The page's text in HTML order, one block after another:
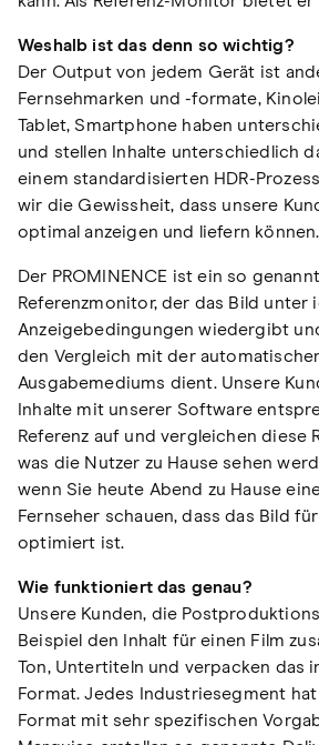
Weshalb ist das denn so wichtig?
Der Output von jedem Gerät ist
Fernsehmarken und -formate,
Tablet, Smartphone haben
und stellen Inhalte unterschiedlich
einem standardisierten HDR-
wir die Gewissheit, dass unsere
optimal anzeigen und liefern können.
Der PROMINENCE ist ein so
Referenzmonitor, der das Bild unter
Anzeigebedingungen wiedergibt
den Vergleich mit der
Ausgabemediums dient. Unsere
Inhalte mit unserer Software
Referenz auf und vergleichen diese
was die Nutzer zu Hause sehen
wenn Sie heute Abend zu Hause
Fernseher schauen, dass das Bild
optimiert ist.
Wie funktioniert das genau?
Unsere Kunden, die
Beispiel den Inhalt für einen Film
Ton, Untertiteln und verpacken das
Format. Jedes Industriesegment
Format mit sehr spezifischen